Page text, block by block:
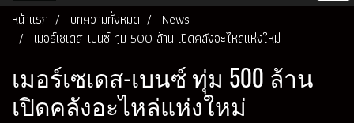
หน้าแรก บทความทั้งหมด
News
เมอร์เซเดส-เบนซ์ ทุ่ม 500 ล้าน เปิดคลังอะไหล่แห่งใหม่
เมอร์เซเดส-เบนซ์ ทุ่ม 500 ล้าน
เปิดคลังอะไหล่แห่งใหม่